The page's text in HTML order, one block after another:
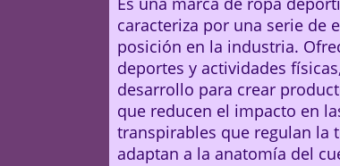
caracteriza por una serie de
posición en la industria.
deportes y actividades
desarrollo para crear
que reducen el impacto en
transpirables que regulan la
adaptan a la anatomía del